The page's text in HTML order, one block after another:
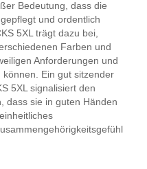
Bedeutung, dass die
und ordentlich
5XL trägt dazu bei,
Farben und
Anforderungen und
Ein gut sitzender
5XL signalisiert den
dass sie in guten Händen